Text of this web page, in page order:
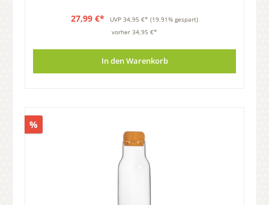
27,99 €* UVP 34,95 €* (19.91% gespart)
vorher 34,95 €*
In den Warenkorb
%